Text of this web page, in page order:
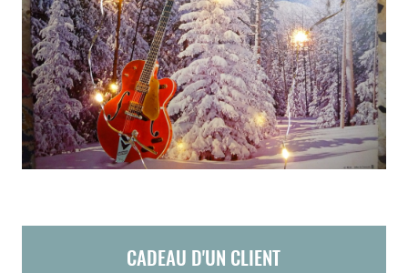
CADEAU D'UN CLIENT